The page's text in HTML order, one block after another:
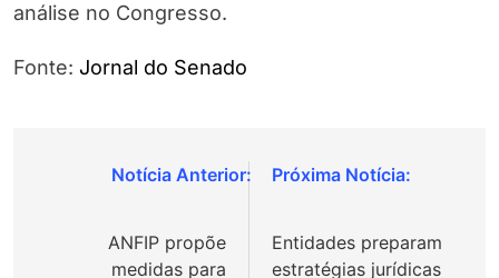
análise no Congresso.
Fonte: Jornal do Senado
Navegação
ANFIP propõe
medidas para
Entidades preparam
estratégias jurídicas